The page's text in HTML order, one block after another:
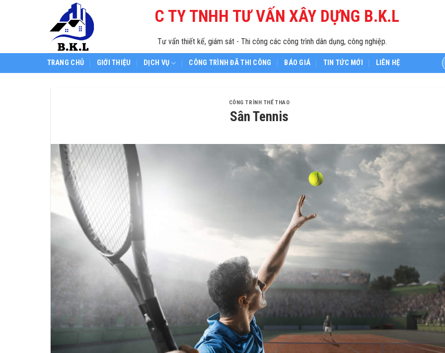
C TY TNHH TƯ VẤN XÂY DỰNG B.K.L
Tư vấn thiết kế, giám sát - Thi công các công trình dân dụng, công nghiệp.
TRANG CHỦ GIỚI THIỆU DỊCH VỤ CÔNG TRÌNH ĐÃ THI CÔNG BÁO GIÁ TIN TỨC MỚI LIÊN HỆ
CÔNG TRÌNH THỂ THAO
Sân Tennis